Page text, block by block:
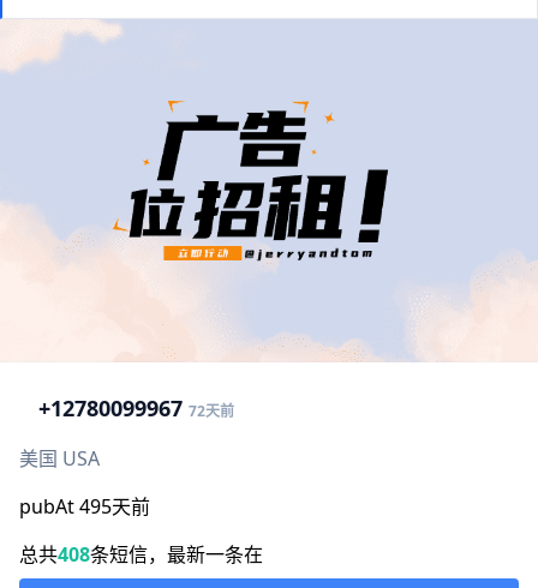
+12780099967 72天前
美国 USA
pubAt 495天前
总共408条短信，最新一条在